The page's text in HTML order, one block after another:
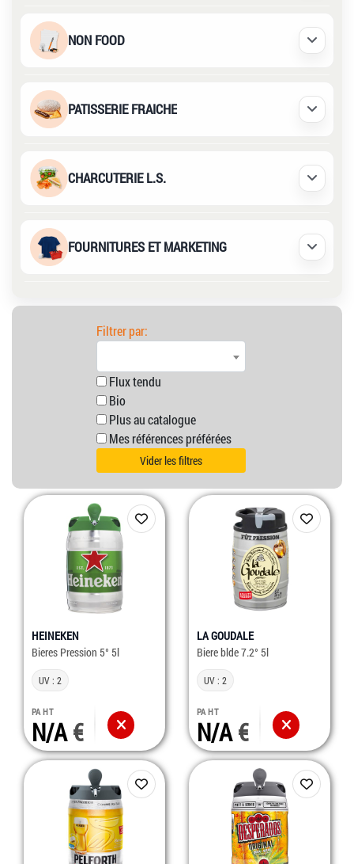
NON FOOD Déplier
PATISSERIE FRAICHE Déplier
CHARCUTERIE L.S. Déplier
FOURNITURES ET MARKETING Déplier
Filtrer par:
Flux tendu
Bio
Plus au catalogue
Mes références préférées
Vider les filtres
HEINEKEN
Bieres Pression 5° 5l
UV : 2
PA HT
N/A
LA GOUDALE
Biere blde 7.2° 5l
UV : 2
PA HT
N/A